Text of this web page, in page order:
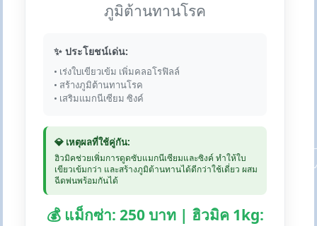
ภูมิต้านทานโรค
✨ ประโยชน์เด่น:
• เร่งใบเขียวเข้ม เพิ่มคลอโรฟิลล์
• สร้างภูมิต้านทานโรค
• เสริมแมกนีเซียม ซิงค์
💎 เหตุผลที่ใช้คู่กัน:
ฮิวมิคช่วยเพิ่มการดูดซับแมกนีเซียมและซิงค์ ทำให้ใบ
เขียวเข้มกว่า และสร้างภูมิต้านทานได้ดีกว่าใช้เดี่ยว ผสม
ฉีดพ่นพร้อมกันได้
💰 แม็กซ่า: 250 บาท | ฮิวมิค 1kg: